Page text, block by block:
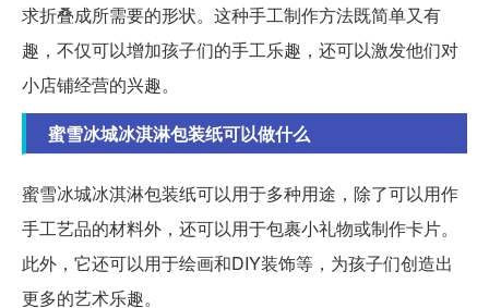
求折叠成所需要的形状。这种手工制作方法既简单又有
趣，不仅可以增加孩子们的手工乐趣，还可以激发他们对
小店铺经营的兴趣。
蜜雪冰城冰淇淋包装纸可以做什么
蜜雪冰城冰淇淋包装纸可以用于多种用途，除了可以用作
手工艺品的材料外，还可以用于包裹小礼物或制作卡片。
此外，它还可以用于绘画和DIY装饰等，为孩子们创造出
更多的艺术乐趣。